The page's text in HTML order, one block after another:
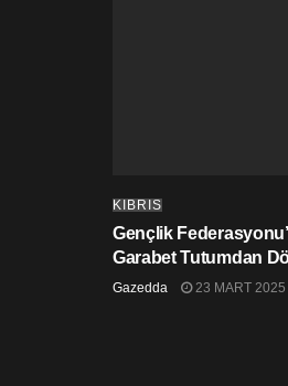
KIBRIS
Gençlik
Garabet Tutumdan
Gazedda 23 MART 2025